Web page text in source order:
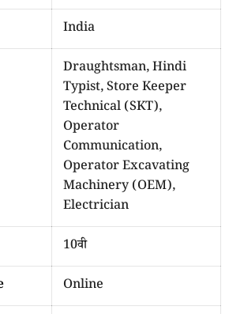
India
Draughtsman, Hindi
Typist, Store Keeper
Technical (SKT),
Operator
Communication,
Operator Excavating
Machinery (OEM),
Electrician
10वी
Online